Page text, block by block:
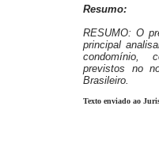
Resumo:
RESUMO: O
principal
condomínio,
previstos no
Brasileiro.
Texto enviado ao